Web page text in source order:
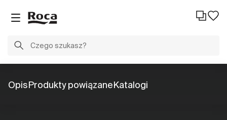
OpisProdukty powiązaneKatalogi